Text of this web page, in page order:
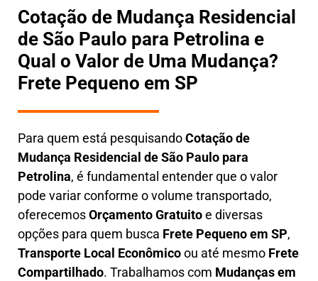
Cotação de Mudança Residencial
de São Paulo para Petrolina e
Qual o Valor de Uma Mudança?
Frete Pequeno em SP
Para quem está pesquisandoCotação de
Mudança Residencial de São Paulo para
Petrolina, é fundamental entender que o valor
pode variar conforme o volume transportado,
oferecemosOrçamento Gratuitoe diversas
opções para quem busca Frete Pequeno em SP,
Transporte Local Econômicoou até mesmo Frete
Compartilhado. Trabalhamos com Mudanças em